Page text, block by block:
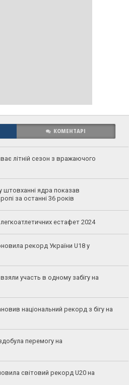
КОМЕНТАРІ
літній сезон з вражаючого
штовханні ядра показав
за останні 36 років
естафет 2024
рекорд України U18 у
участь в одному забігу на
національний рекорд з бігу на
перемогу на
світовий рекорд U20 на